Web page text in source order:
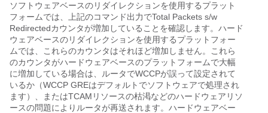
ソフトウェアベースのリダイレクションを使用するプラット
フォームでは、上記のコマンド出力でTotal Packets s/w
Redirectedカウンタが増加していることを確認します。ハード
ウェアベースのリダイレクションを使用するプラットフォー
ムでは、これらのカウンタはそれほど増加しません。これら
のカウンタがハードウェアベースのプラットフォームで大幅
に増加している場合は、ルータでWCCPが誤って設定されて
いるか（WCCP GREはデフォルトでソフトウェアで処理され
ます）、またはTCAMリソースの枯渇などのハードウェアリソ
ースの問題によりルータが再送されます。ハードウェアベー